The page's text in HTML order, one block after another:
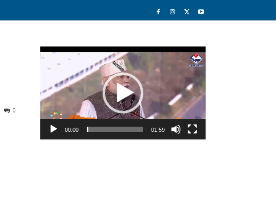
0
Video
Player
00:00 01:59